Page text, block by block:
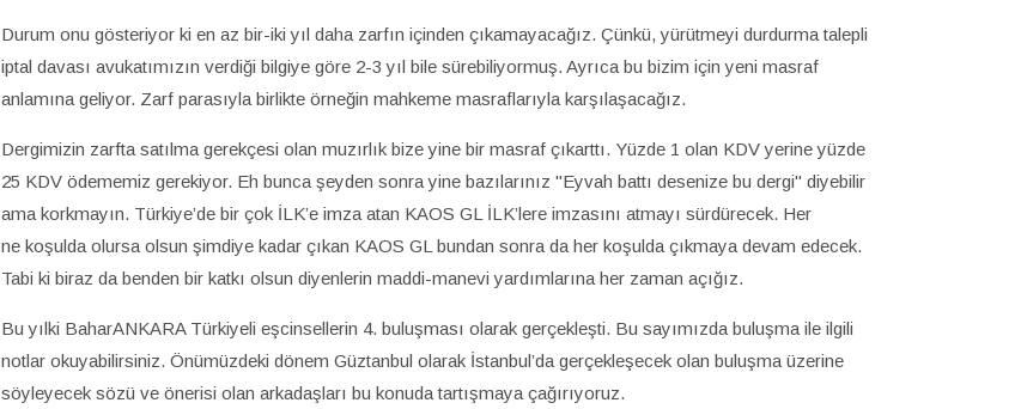
Durum onu gösteriyor ki en az bir-iki yıl daha zarfın içinden çıkamayacağız. Çünkü, yürütmeyi durdurma talepli
iptal davası avukatımızın verdiği bilgiye göre 2-3 yıl bile sürebiliyormuş. Ayrıca bu bizim için yeni masraf
anlamına geliyor. Zarf parasıyla birlikte örneğin mahkeme masraflarıyla karşılaşacağız.
Dergimizin zarfta satılma gerekçesi olan muzırlık bize yine bir masraf çıkarttı. Yüzde 1 olan KDV yerine yüzde
25 KDV ödememiz gerekiyor. Eh bunca şeyden sonra yine bazılarınız "Eyvah battı desenize bu dergi" diyebilir
ama korkmayın. Türkiye’de bir çok İLK’e imza atan KAOS GL İLK’lere imzasını atmayı sürdürecek. Her
ne koşulda olursa olsun şimdiye kadar çıkan KAOS GL bundan sonra da her koşulda çıkmaya devam edecek.
Tabi ki biraz da benden bir katkı olsun diyenlerin maddi-manevi yardımlarına her zaman açığız.
Bu yılki BaharANKARA Türkiyeli eşcinsellerin 4. buluşması olarak gerçekleşti. Bu sayımızda buluşma ile ilgili
notlar okuyabilirsiniz. Önümüzdeki dönem Güztanbul olarak İstanbul’da gerçekleşecek olan buluşma üzerine
söyleyecek sözü ve önerisi olan arkadaşları bu konuda tartışmaya çağırıyoruz.